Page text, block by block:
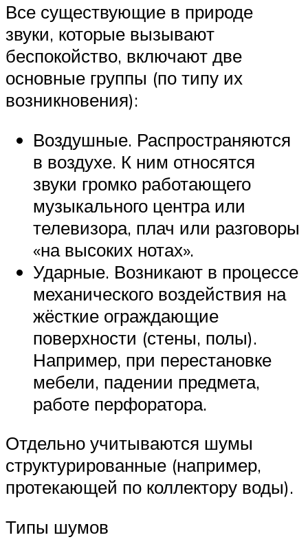
Все существующие в природе
звуки, которые вызывают
беспокойство, включают две
основные группы (по типу их
возникновения):
Воздушные. Распространяются
в воздухе. К ним относятся
звуки громко работающего
музыкального центра или
телевизора, плач или разговоры
«на высоких нотах».
Ударные. Возникают в процессе
механического воздействия на
жёсткие ограждающие
поверхности (стены, полы).
Например, при перестановке
мебели, падении предмета,
работе перфоратора.
Отдельно учитываются шумы
структурированные (например,
протекающей по коллектору воды).
Типы шумов